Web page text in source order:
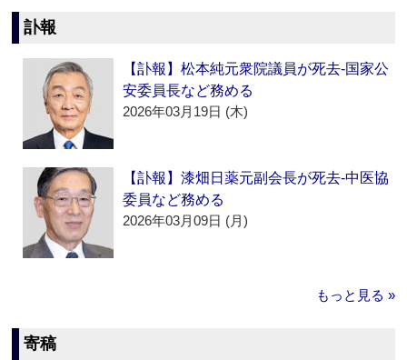
訃報
【訃報】松本純元衆院議員が死去‐国家公
安委員長など務める
2026年03月19日 (木)
【訃報】漆畑日薬元副会長が死去‐中医協
委員など務める
2026年03月09日 (月)
もっと見る »
寄稿